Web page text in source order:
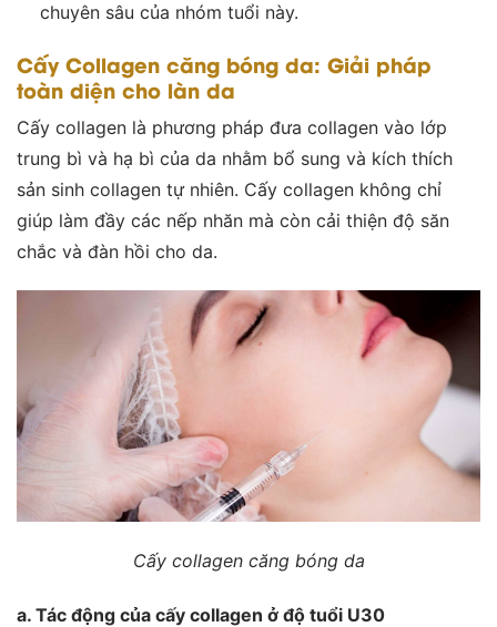
chuyên sâu của nhóm tuổi này.
Cấy Collagen căng bóng da: Giải pháp
toàn diện cho làn da
Cấy collagen là phương pháp đưa collagen vào lớp
trung bì và hạ bì của da nhằm bổ sung và kích thích
sản sinh collagen tự nhiên. Cấy collagen không chỉ
giúp làm đầy các nếp nhăn mà còn cải thiện độ săn
chắc và đàn hồi cho da.
Cấy collagen căng bóng da
a. Tác động của cấy collagen ở độ tuổi U30